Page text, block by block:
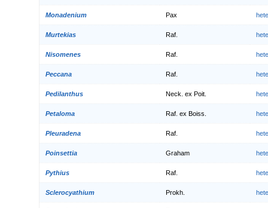
Monadenium Pax
Murtekias Raf.
Nisomenes Raf.
Peccana Raf.
Pedilanthus Neck. ex Poit.
Petaloma Raf. ex Boiss.
Pleuradena Raf.
Poinsettia Graham
Pythius Raf.
Sclerocyathium Prokh.